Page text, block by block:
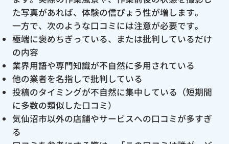
た写真があれば、体験の信ぴょう性が増します。
一方で、次のような口コミには注意が必要です。
極端に褒めちぎっている、または批判しているだけ
の内容
業界用語や専門知識が不自然に多用されている
他の業者を名指しで批判している
投稿のタイミングが不自然に集中している（短期間
に多数の類似した口コミ）
気仙沼市以外の店舗やサービスへの口コミが多すぎ
る